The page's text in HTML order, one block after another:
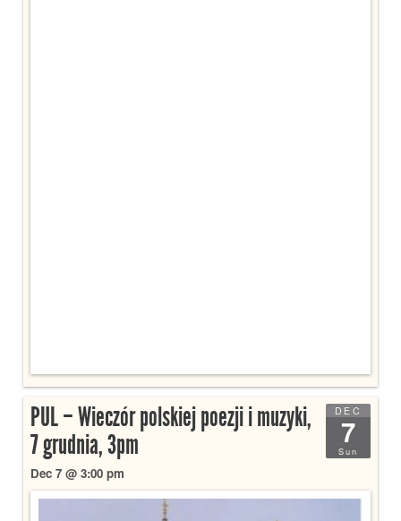
DEC
7
Sun
PUL – Wieczór polskiej poezji i muzyki,
7 grudnia, 3pm
Dec 7 @ 3:00 pm